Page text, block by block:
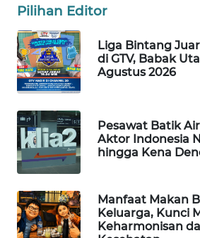
Pilihan Editor
Liga Bintang
di GTV, Babak
Agustus 2026
Pesawat Batik
Aktor Indonesia
hingga Kena
Manfaat Makan
Keluarga, Kunci
Keharmonisan
WAHANA
WAHANA
ADVOKAT
WAHANA
INFRASTRUKTUR
WAHANA
KONSUMEN
WAHANA
LISTRIK